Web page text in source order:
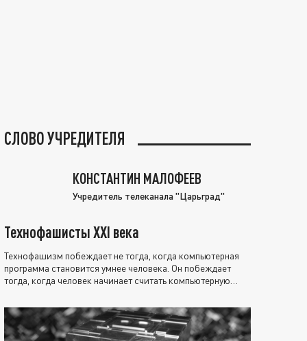
СЛОВО УЧРЕДИТЕЛЯ
КОНСТАНТИН МАЛОФЕЕВ
Учредитель телеканала "Царьград"
Технофашисты XXI века
Технофашизм побеждает не тогда, когда компьютерная
программа становится умнее человека. Он побеждает
тогда, когда человек начинает считать компьютерную